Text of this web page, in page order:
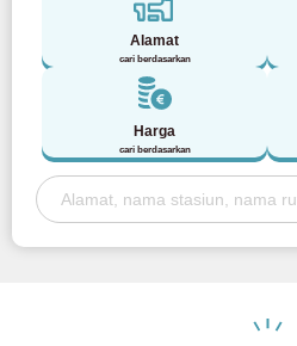
Alamat
cari berdasarkan
Harga
cari berdasarkan